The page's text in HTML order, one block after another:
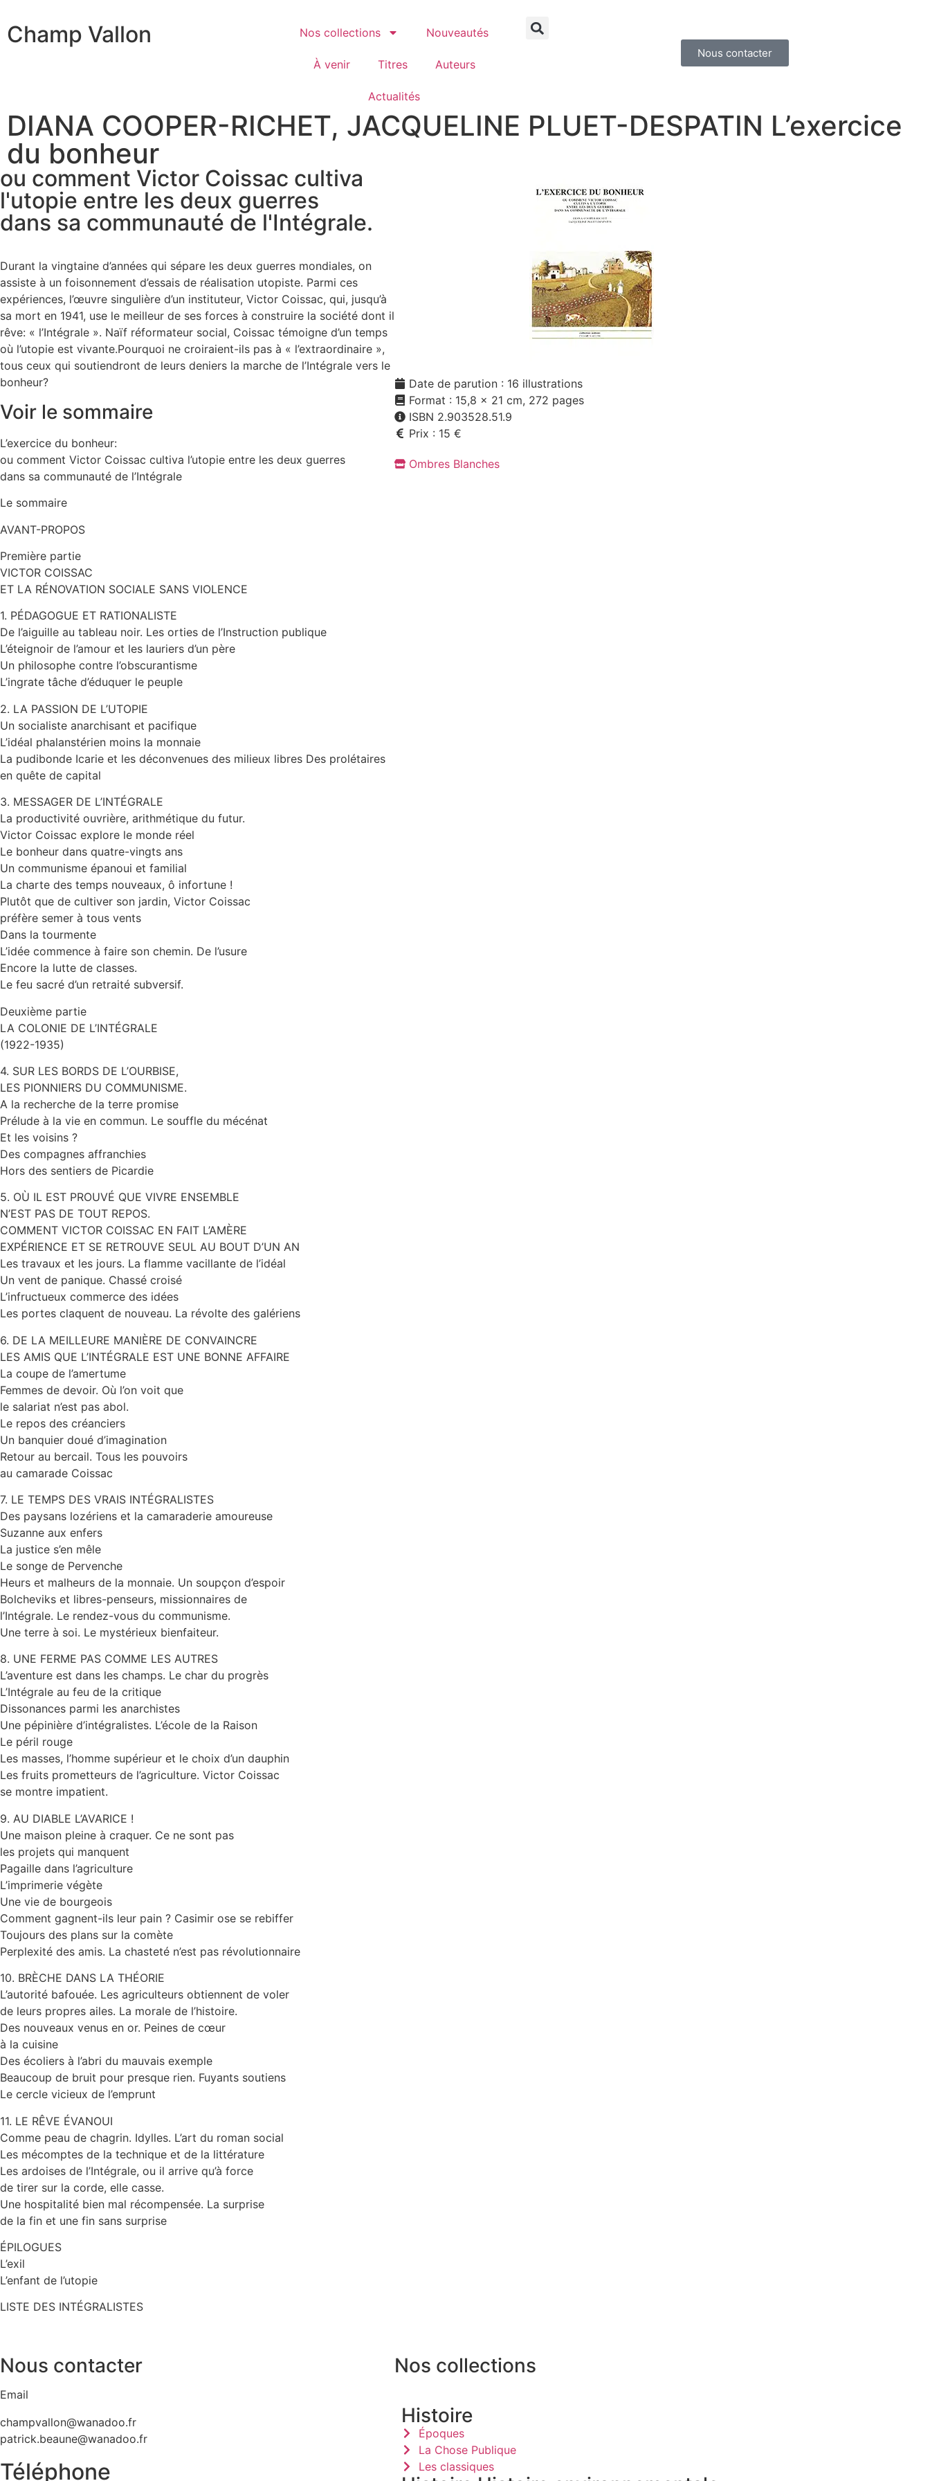
Champ Vallon Nos collections Nouveautés
À venir Titres Auteurs
Actualités
Nous contacter
DIANA COOPER-RICHET, JACQUELINE PLUET-DESPATIN L’exercice
du bonheur
ou comment Victor Coissac cultiva
l'utopie entre les deux guerres
dans sa communauté de l'Intégrale.
Durant la vingtaine d’années qui sépare les deux guerres mondiales, on
assiste à un foisonnement d’essais de réalisation utopiste. Parmi ces
expériences, l’œuvre singulière d’un instituteur, Victor Coissac, qui, jusqu’à
sa mort en 1941, use le meilleur de ses forces à construire la société dont il
rêve: « l’Intégrale ». Naïf réformateur social, Coissac témoigne d’un temps
où l’utopie est vivante.Pourquoi ne croiraient-ils pas à « l’extraordinaire »,
tous ceux qui soutiendront de leurs deniers la marche de l’Intégrale vers le
bonheur?
Voir le sommaire
L’exercice du bonheur:
ou comment Victor Coissac cultiva l’utopie entre les deux guerres
dans sa communauté de l’Intégrale
Le sommaire
AVANT-PROPOS
Première partie
VICTOR COISSAC
ET LA RÉNOVATION SOCIALE SANS VIOLENCE
1. PÉDAGOGUE ET RATIONALISTE
De l’aiguille au tableau noir. Les orties de l’Instruction publique
L’éteignoir de l’amour et les lauriers d’un père
Un philosophe contre l’obscurantisme
L’ingrate tâche d’éduquer le peuple
2. LA PASSION DE L’UTOPIE
Un socialiste anarchisant et pacifique
L’idéal phalanstérien moins la monnaie
La pudibonde Icarie et les déconvenues des milieux libres Des prolétaires
en quête de capital
3. MESSAGER DE L’INTÉGRALE
La productivité ouvrière, arithmétique du futur.
Victor Coissac explore le monde réel
Le bonheur dans quatre-vingts ans
Un communisme épanoui et familial
La charte des temps nouveaux, ô infortune !
Plutôt que de cultiver son jardin, Victor Coissac
préfère semer à tous vents
Dans la tourmente
L’idée commence à faire son chemin. De l’usure
Encore la lutte de classes.
Le feu sacré d’un retraité subversif.
Deuxième partie
LA COLONIE DE L’INTÉGRALE
(1922-1935)
4. SUR LES BORDS DE L’OURBISE,
LES PIONNIERS DU COMMUNISME.
A la recherche de la terre promise
Prélude à la vie en commun. Le souffle du mécénat
Et les voisins ?
Des compagnes affranchies
Hors des sentiers de Picardie
5. OÙ IL EST PROUVÉ QUE VIVRE ENSEMBLE
N’EST PAS DE TOUT REPOS.
COMMENT VICTOR COISSAC EN FAIT L’AMÈRE
EXPÉRIENCE ET SE RETROUVE SEUL AU BOUT D’UN AN
Les travaux et les jours. La flamme vacillante de l’idéal
Un vent de panique. Chassé croisé
L’infructueux commerce des idées
Les portes claquent de nouveau. La révolte des galériens
6. DE LA MEILLEURE MANIÈRE DE CONVAINCRE
LES AMIS QUE L’INTÉGRALE EST UNE BONNE AFFAIRE
La coupe de l’amertume
Femmes de devoir. Où l’on voit que
le salariat n’est pas abol.
Le repos des créanciers
Un banquier doué d’imagination
Retour au bercail. Tous les pouvoirs
au camarade Coissac
7. LE TEMPS DES VRAIS INTÉGRALISTES
Des paysans lozériens et la camaraderie amoureuse
Suzanne aux enfers
La justice s’en mêle
Le songe de Pervenche
Heurs et malheurs de la monnaie. Un soupçon d’espoir
Bolcheviks et libres-penseurs, missionnaires de
l’Intégrale. Le rendez-vous du communisme.
Une terre à soi. Le mystérieux bienfaiteur.
8. UNE FERME PAS COMME LES AUTRES
L’aventure est dans les champs. Le char du progrès
L’Intégrale au feu de la critique
Dissonances parmi les anarchistes
Une pépinière d’intégralistes. L’école de la Raison
Le péril rouge
Les masses, l’homme supérieur et le choix d’un dauphin
Les fruits prometteurs de l’agriculture. Victor Coissac
se montre impatient.
9. AU DIABLE L’AVARICE !
Une maison pleine à craquer. Ce ne sont pas
les projets qui manquent
Pagaille dans l’agriculture
L’imprimerie végète
Une vie de bourgeois
Comment gagnent-ils leur pain ? Casimir ose se rebiffer
Toujours des plans sur la comète
Perplexité des amis. La chasteté n’est pas révolutionnaire
10. BRÈCHE DANS LA THÉORIE
L’autorité bafouée. Les agriculteurs obtiennent de voler
de leurs propres ailes. La morale de l’histoire.
Des nouveaux venus en or. Peines de cœur
à la cuisine
Des écoliers à l’abri du mauvais exemple
Beaucoup de bruit pour presque rien. Fuyants soutiens
Le cercle vicieux de l’emprunt
11. LE RÊVE ÉVANOUI
Comme peau de chagrin. Idylles. L’art du roman social
Les mécomptes de la technique et de la littérature
Les ardoises de l’Intégrale, ou il arrive qu’à force
de tirer sur la corde, elle casse.
Une hospitalité bien mal récompensée. La surprise
de la fin et une fin sans surprise
ÉPILOGUES
L’exil
L’enfant de l’utopie
LISTE DES INTÉGRALISTES
Date de parution : 16 illustrations
Format : 15,8 x 21 cm, 272 pages
ISBN 2.903528.51.9
Prix : 15 €
Ombres Blanches
Nous contacter
Email
champvallon@wanadoo.fr
patrick.beaune@wanadoo.fr
Téléphone
Nos collections
Histoire
Époques
La Chose Publique
Les classiques